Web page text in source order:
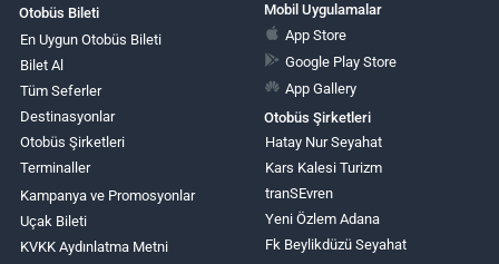
Otobüs Bileti
En Uygun Otobüs Bileti
Bilet Al
Tüm Seferler
Destinasyonlar
Otobüs Şirketleri
Terminaller
Kampanya ve Promosyonlar
Uçak Bileti
KVKK Aydınlatma Metni
Mobil Uygulamalar
App Store
Google Play Store
App Gallery
Otobüs Şirketleri
Hatay Nur Seyahat
Kars Kalesi Turizm
tranSEvren
Yeni Özlem Adana
Fk Beylikdüzü Seyahat